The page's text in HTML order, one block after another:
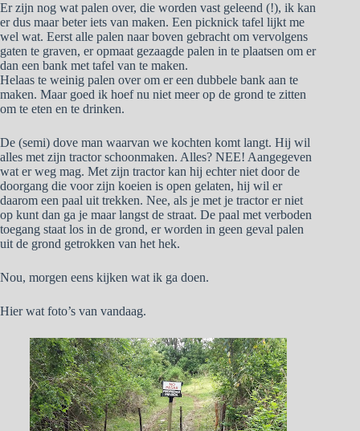
Er zijn nog wat palen over, die worden vast geleend (!), ik kan
er dus maar beter iets van maken. Een picknick tafel lijkt me
wel wat. Eerst alle palen naar boven gebracht om vervolgens
gaten te graven, er opmaat gezaagde palen in te plaatsen om er
dan een bank met tafel van te maken.
Helaas te weinig palen over om er een dubbele bank aan te
maken. Maar goed ik hoef nu niet meer op de grond te zitten
om te eten en te drinken.
De (semi) dove man waarvan we kochten komt langt. Hij wil
alles met zijn tractor schoonmaken. Alles? NEE! Aangegeven
wat er weg mag. Met zijn tractor kan hij echter niet door de
doorgang die voor zijn koeien is open gelaten, hij wil er
daarom een paal uit trekken. Nee, als je met je tractor er niet
op kunt dan ga je maar langst de straat. De paal met verboden
toegang staat los in de grond, er worden in geen geval palen
uit de grond getrokken van het hek.
Nou, morgen eens kijken wat ik ga doen.
Hier wat foto’s van vandaag.